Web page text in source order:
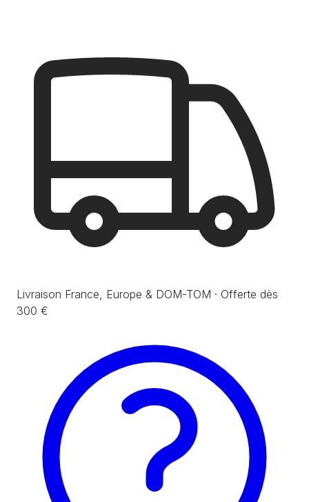
Livraison France, Europe & DOM-TOM · Offerte dès
300 €